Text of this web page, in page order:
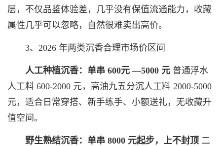
层，不仅品鉴体验差，几乎没有保值流通能力，收藏
属性几乎可以忽略，自然很难卖出高价。
3、2026 年两类沉香合理市场价区间
人工种植沉香：单串 600元—5000 元 普通浮水
人工料 600-2000 元，高油九五分沉人工料 2000-5000
元，适合日常穿搭、新手练手、小额送礼，无收藏升
值空间。
野生熟结沉香：单串 8000 元起步，上不封顶 二